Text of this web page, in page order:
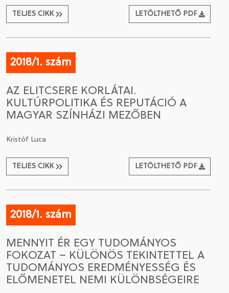
TELJES CIKK LETÖLTHETŐ PDF
2018/1. szám
AZ ELITCSERE KORLÁTAI.
KULTÚRPOLITIKA ÉS REPUTÁCIÓ A
MAGYAR SZÍNHÁZI MEZŐBEN
Kristóf Luca
TELJES CIKK LETÖLTHETŐ PDF
2018/1. szám
MENNYIT ÉR EGY TUDOMÁNYOS
FOKOZAT – KÜLÖNÖS TEKINTETTEL A
TUDOMÁNYOS EREDMÉNYESSÉG ÉS
ELŐMENETEL NEMI KÜLÖNBSÉGEIRE